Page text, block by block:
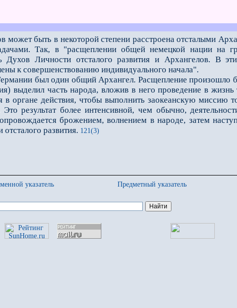
может быть в некоторой степени расстроена отсталыми
Так, в "расщеплении общей немецкой нации на
Духов Личности отсталого развития и Архангелов. В
к совершенствованию индивидуального начала".
был один общий Архангел. Расщепление произошло
выделил часть народа, вложив в него проведение в жизнь
органе действия, чтобы выполнить заокеанскую миссию
Это результат более интенсивной, чем обычно,
брожением, волнением в народе, затем
развития. 121(3)
указатель Предметный указатель